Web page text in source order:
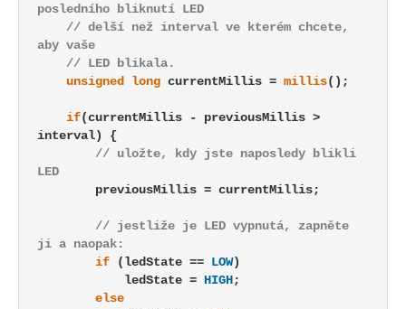
posledního bliknutí LED
// delší než interval ve kterém chcete,
aby vaše
// LED blikala.
unsigned
long currentMillis = millis();
if(currentMillis - previousMillis >
interval) {
// uložte, kdy jste naposledy blikli
LED
previousMillis = currentMillis;
// jestliže je LED vypnutá, zapněte
ji a naopak:
if (ledState == LOW)
ledState = HIGH;
else